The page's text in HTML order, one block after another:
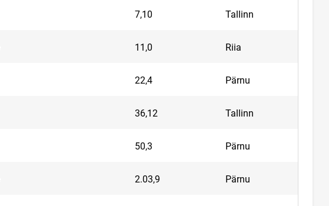
7,10 Tallinn
11,0 Riia
22,4 Pärnu
36,12 Tallinn
50,3 Pärnu
2.03,9 Pärnu